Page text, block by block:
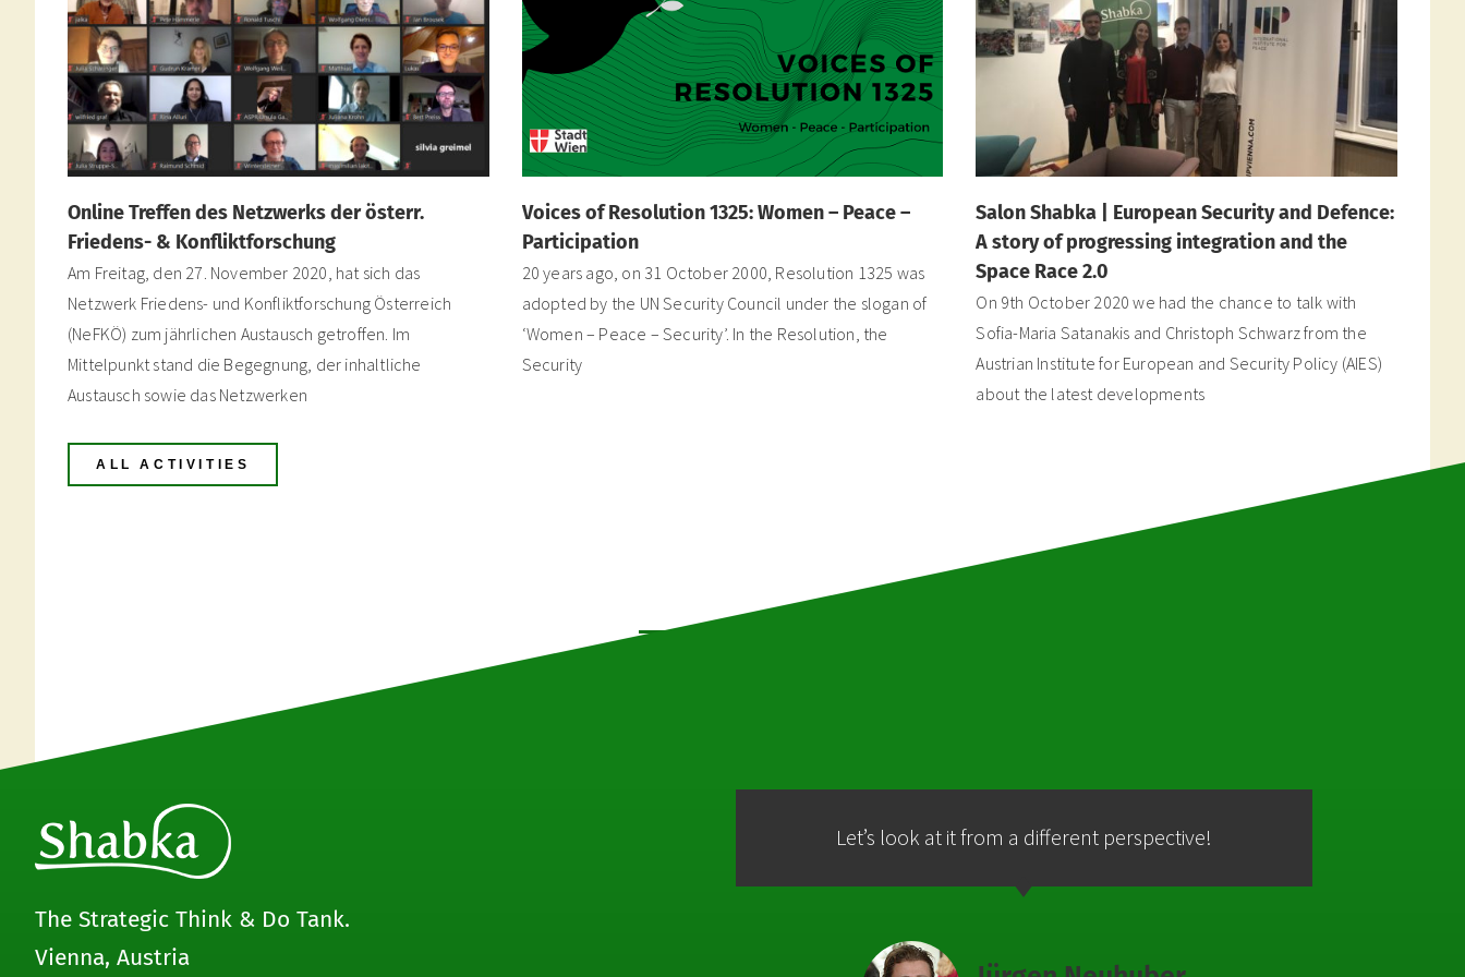
Online Treffen des Netzwerks der österr.
Friedens- & Konfliktforschung
Am Freitag, den 27. November 2020, hat sich das
Netzwerk Friedens- und Konfliktforschung Österreich
(NeFKÖ) zum jährlichen Austausch getroffen. Im
Mittelpunkt stand die Begegnung, der inhaltliche
Austausch sowie das Netzwerken
Voices of Resolution 1325: Women – Peace –
Participation
20 years ago, on 31 October 2000, Resolution 1325 was
adopted by the UN Security Council under the slogan of
‘Women – Peace – Security’. In the Resolution, the
Security
Salon Shabka | European Security and Defence:
A story of progressing integration and the
Space Race 2.0
On 9th October 2020 we had the chance to talk with
Sofia-Maria Satanakis and Christoph Schwarz from the
Austrian Institute for European and Security Policy (AIES)
about the latest developments
ALL ACTIVITIES
The Strategic Think & Do Tank.
Vienna, Austria
Let’s look at it from a different perspective!